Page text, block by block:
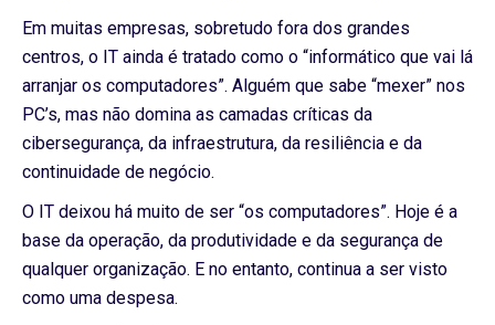
Em muitas empresas, sobretudo fora dos grandes
centros, o IT ainda é tratado como o “informático que vai lá
arranjar os computadores”. Alguém que sabe “mexer” nos
PC’s, mas não domina as camadas críticas da
cibersegurança, da infraestrutura, da resiliência e da
continuidade de negócio.
O IT deixou há muito de ser “os computadores”. Hoje é a
base da operação, da produtividade e da segurança de
qualquer organização. E no entanto, continua a ser visto
como uma despesa.